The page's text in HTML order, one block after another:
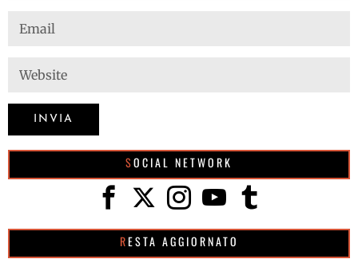
SOCIAL NETWORK
RESTA AGGIORNATO